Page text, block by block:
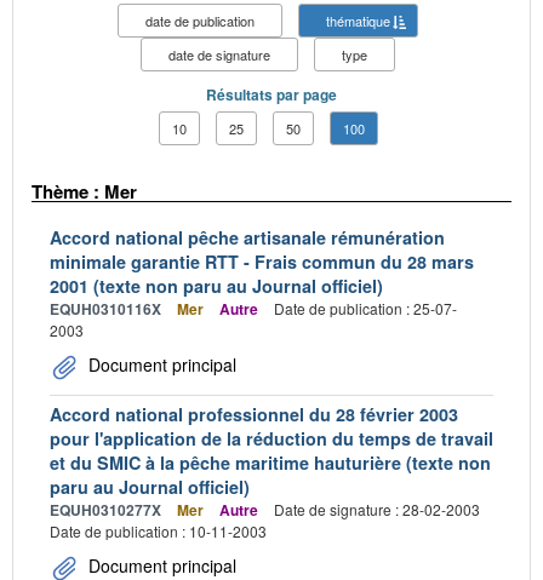
date de publication
thématique
date de signature
type
Résultats par page
10 25 50 100
Thème : Mer
Accord national pêche artisanale rémunération
minimale garantie RTT - Frais commun du 28 mars
2001 (texte non paru au Journal officiel)
EQUH0310116X Mer Autre
Date de publication : 25-07-
2003
Document principal
Accord national professionnel du 28 février 2003
pour l'application de la réduction du temps de travail
et du SMIC à la pêche maritime hauturière (texte non
paru au Journal officiel)
EQUH0310277X Mer Autre
Date de signature : 28-02-2003
Date de publication : 10-11-2003
Document principal